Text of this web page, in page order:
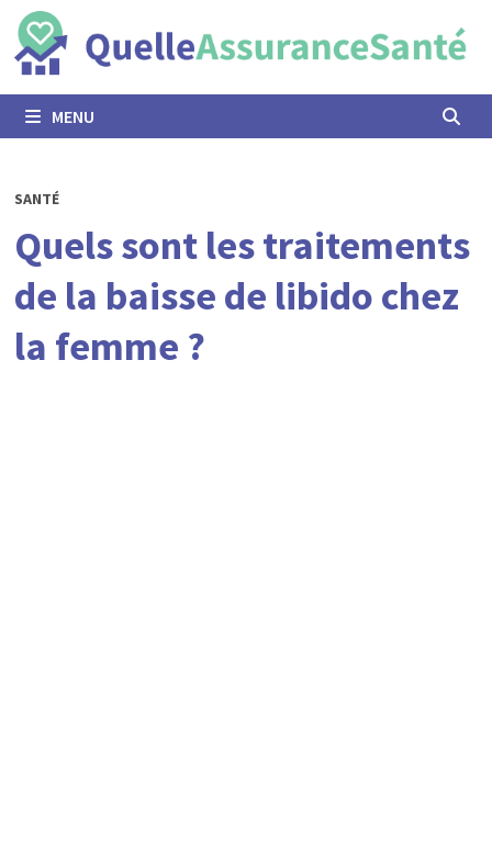
Passer
au
contenu
MENU
SANTÉ
Quels sont les traitements
de la baisse de libido chez
la femme ?